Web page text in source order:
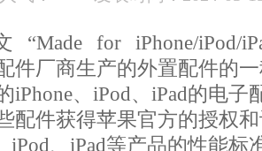
“Made for iPhone/iPod/
件厂商生产的外置配件的
iPhone、iPod、iPad的电子
配件获得苹果官方的授权
iPod、iPad等产品的性能